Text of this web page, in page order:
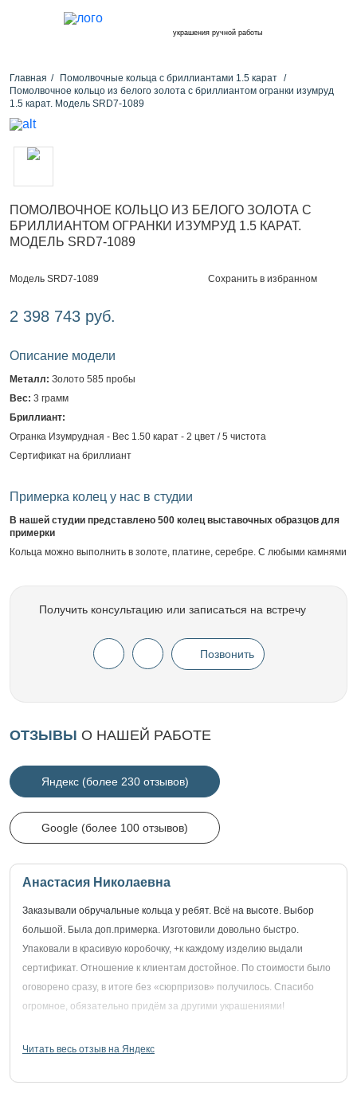
украшения ручной работы
Главная
Помолвочные кольца с бриллиантами 1.5 карат
Помолвочное кольцо из белого золота с бриллиантом огранки изумруд
1.5 карат. Модель SRD7-1089
ПОМОЛВОЧНОЕ КОЛЬЦО ИЗ БЕЛОГО ЗОЛОТА С
БРИЛЛИАНТОМ ОГРАНКИ ИЗУМРУД 1.5 КАРАТ.
МОДЕЛЬ SRD7-1089
Модель SRD7-1089 Сохранить в избранном
2 398 743 руб.
Описание модели
Металл: Золото 585 пробы
Вес: 3 грамм
Бриллиант:
Огранка Изумрудная - Вес 1.50 карат - 2 цвет / 5 чистота
Сертификат на бриллиант
Примерка колец у нас в студии
В нашей студии представлено 500 колец выставочных образцов для
примерки
Кольца можно выполнить в золоте, платине, серебре. С любыми камнями
Получить консультацию или записаться на встречу
Позвонить
ОТЗЫВЫ О НАШЕЙ РАБОТЕ
Яндекс (более 230 отзывов)
Google (более 100 отзывов)
Анастасия Николаевна
Заказывали обручальные кольца у ребят. Всё на высоте. Выбор
большой. Была доп.примерка. Изготовили довольно быстро.
Упаковали в красивую коробочку, +к каждому изделию выдали
сертификат. Отношение к клиентам достойное. По стоимости было
оговорено сразу, в итоге без «сюрпризов» получилось. Спасибо
огромное, обязательно придём за другими украшениями!
Читать весь отзыв на Яндекс